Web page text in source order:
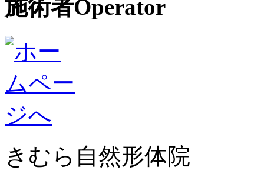
施術者Operator
きむら自然形体院